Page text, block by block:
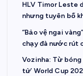
HLV Timor Leste
nhưng tuyên bố
“Bảo vệ ngai
chạy đà nước rút
Vozinha: Từ
tử’ World Cup